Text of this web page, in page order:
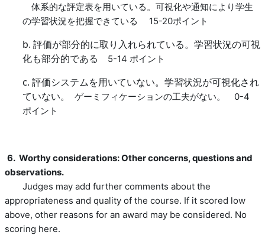
体系的な評定表を用いている。 可視化や通知により学生
の学習状況を把握できている
15-20ポイント
b. 評価が部分的に取り入れられている。学習状況の可視
化も部分的である
5-14 ポイント
c. 評価システムを用いていない。学習状況が可視化され
ていない。
ゲーミフィケーションの工夫がない。 0-4
ポイント
6. Worthy considerations: Other concerns, questions and
observations.
Judges may add further comments about the
appropriateness and quality of the course. If it scored low
above, other reasons for an award may be considered. No
scoring here.